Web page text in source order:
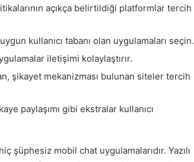
açıkça belirtildiği platformlar tercih
kullanıcı tabanı olan uygulamaları seçin.
iletişimi kolaylaştırır.
şikayet mekanizması bulunan siteler tercih
paylaşımı gibi ekstralar kullanıcı
şüphesiz mobil chat uygulamalarıdır. Yazılı